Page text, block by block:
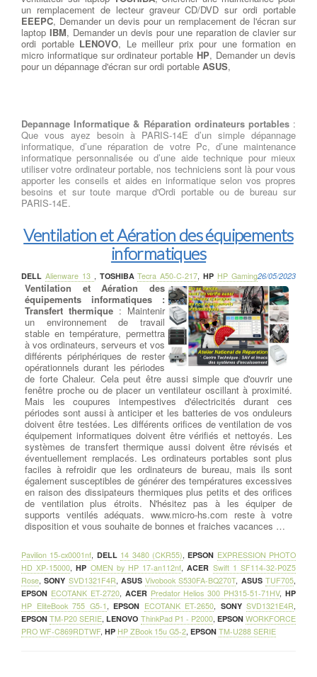
un remplacement de lecteur graveur CD/DVD sur ordi portable
EEEPC, Demander un devis pour un remplacement de l'écran sur
laptop IBM, Demander un devis pour une reparation de clavier sur
ordi portable LENOVO, Le meilleur prix pour une formation en
micro informatique sur ordinateur portable HP, Demander un devis
pour un dépannage d'écran sur ordi portable ASUS,
Depannage Informatique & Réparation ordinateurs portables:
Que vous ayez besoin à PARIS-14E d’un simple dépannage
informatique, d’une réparation de votre Pc, d’une maintenance
informatique personnalisée ou d’une aide technique pour mieux
utiliser votre ordinateur portable, nos techniciens sont là pour vous
apporter les conseils et aides en informatique selon vos propres
besoins et sur toute marque d'Ordi portable ou de bureau sur
PARIS-14E.
Ventilation et Aération des équipements
informatiques
26/05/2023
Ventilation et Aération des
équipements informatiques :
Transfert thermique : Maintenir
un environnement de travail
stable en température, permettra
à vos ordinateurs, serveurs et vos
différents périphériques de rester
opérationnels durant les périodes
de forte Chaleur. Cela peut être aussi simple que d'ouvrir une
fenêtre proche ou de placer un ventilateur oscillant à proximité.
Mais les coupures intempestives d'électricités durant ces
périodes sont aussi à anticiper et les batteries de vos onduleurs
doivent être testées. Les différents orifices de ventilation de vos
équipement informatiques doivent être vérifiés et nettoyés. Les
systèmes de transfert thermique aussi doivent être révisés et
éventuellement remplacés. Les ordinateurs portables sont plus
faciles à refroidir que les ordinateurs de bureau, mais ils sont
également susceptibles de générer des températures excessives
en raison des dissipateurs thermiques plus petits et des orifices
de ventilation plus étroits. N'hésitez pas à les équiper de
supports ventilés adéquats. www.micro-hs.com reste à votre
disposition et vous souhaite de bonnes et fraiches vacances …
DELL Alienware 13 , TOSHIBA Tecra A50-C-217,HP HP Gaming
Pavilion 15-cx0001nf, DELL 14 3480 (CKR55),EPSON EXPRESSION PHOTO
HD XP-15000,HP OMEN by HP 17-an112nf,ACER Swift 1 SF114-32-P0Z5
Rose,SONY SVD1321F4R, ASUS Vivobook S530FA-BQ270T, ASUS TUF705,
EPSON ECOTANK ET-2720, ACER Predator Helios 300 PH315-51-71HV, HP
HP EliteBook 755 G5-1 , EPSON ECOTANK ET-2650, SONY SVD1321E4R,
EPSON TM-P20 SERIE,LENOVO ThinkPad P1 - P2000, EPSON WORKFORCE
PRO WF-C869RDTWF, HP HP ZBook 15u G5-2, EPSON TM-U288 SERIE